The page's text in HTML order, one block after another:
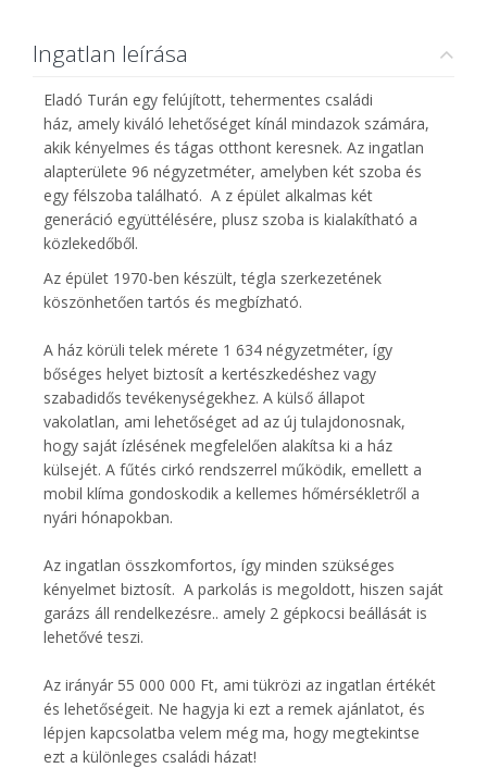
Ingatlan leírása
Eladó Turán egy felújított, tehermentes családi
ház, amely kiváló lehetőséget kínál mindazok számára,
akik kényelmes és tágas otthont keresnek. Az ingatlan
alapterülete 96 négyzetméter, amelyben két szoba és
egy félszoba található. A z épület alkalmas két
generáció együttélésére, plusz szoba is kialakítható a
közlekedőből.
Az épület 1970-ben készült, tégla szerkezetének
köszönhetően tartós és megbízható.
A ház körüli telek mérete 1 634 négyzetméter, így
bőséges helyet biztosít a kertészkedéshez vagy
szabadidős tevékenységekhez. A külső állapot
vakolatlan, ami lehetőséget ad az új tulajdonosnak,
hogy saját ízlésének megfelelően alakítsa ki a ház
külsejét. A fűtés cirkó rendszerrel működik, emellett a
mobil klíma gondoskodik a kellemes hőmérsékletről a
nyári hónapokban.
Az ingatlan összkomfortos, így minden szükséges
kényelmet biztosít. A parkolás is megoldott, hiszen saját
garázs áll rendelkezésre.. amely 2 gépkocsi beállását is
lehetővé teszi.
Az irányár 55 000 000 Ft, ami tükrözi az ingatlan értékét
és lehetőségeit. Ne hagyja ki ezt a remek ajánlatot, és
lépjen kapcsolatba velem még ma, hogy megtekintse
ezt a különleges családi házat!